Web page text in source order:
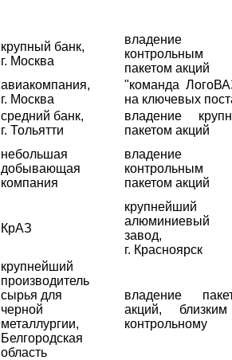
крупный банк,
г. Москва
владение
контрольным
пакетом акций
авиакомпания,
г. Москва
"команда
на ключевых
средний банк,
г. Тольятти
владение
пакетом акций
небольшая
добывающая
компания
владение
контрольным
пакетом акций
КрАЗ
крупнейший
алюминиевый
завод,
г. Красноярск
крупнейший
производитель
сырья для
черной
металлургии,
Белгородская
область
владение
акций,
контрольному